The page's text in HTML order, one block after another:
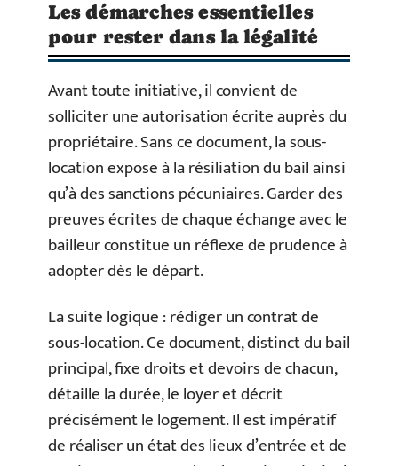
Les démarches essentielles
pour rester dans la légalité
Avant toute initiative, il convient de
solliciter une autorisation écrite auprès du
propriétaire. Sans ce document, la sous-
location expose à la résiliation du bail ainsi
qu’à des sanctions pécuniaires. Garder des
preuves écrites de chaque échange avec le
bailleur constitue un réflexe de prudence à
adopter dès le départ.
La suite logique : rédiger un contrat de
sous-location. Ce document, distinct du bail
principal, fixe droits et devoirs de chacun,
détaille la durée, le loyer et décrit
précisément le logement. Il est impératif
de réaliser un état des lieux d’entrée et de